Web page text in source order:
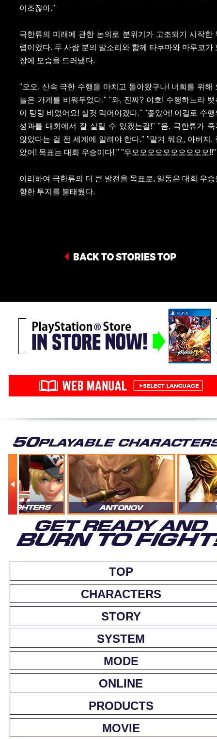
이조잖아."
극한류의 미래에 관한 논의로 분위기가 고조되기 시작한
렵이었다. 두 사람 분의 발소리와 함께 타쿠마와 마루코가
장에 모습을 드러냈다.
"오오, 산속 극한 수행을 마치고 돌아왔구나! 너희를 위해
늘은 가게를 비워두었다." "와, 진짜? 야호! 수행하느라 뱃
이 텅텅 비었어요! 실컷 먹어야겠다." "좋았어! 이걸로 수행
성과를 대회에서 잘 살릴 수 있겠는걸!" "음. 극한류가 죽
않았다는 걸 전 세계에 알려야 한다." "맡겨 둬요, 아버지.
았어! 목표는 대회 우승이다! " "우오오오오오오오오오오!!"
이리하여 극한류의 더 큰 발전을 목표로, 일동은 대회 우승
향한 투지를 불태웠다.
TOP
CHARACTERS
STORY
SYSTEM
MODE
ONLINE
PRODUCTS
MOVIE